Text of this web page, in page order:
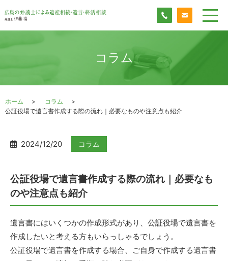
コラム
ホーム
コラム
公証役場で遺言書作成する際の流れ｜必要なものや注意点も紹介
2024/12/20 コラム
公証役場で遺言書作成する際の流れ｜必要なも
のや注意点も紹介
遺言書にはいくつかの作成形式があり、公証役場で遺言書を
作成したいと考える方もいらっしゃるでしょう。
公証役場で遺言書を作成する場合、ご自身で作成する遺言書